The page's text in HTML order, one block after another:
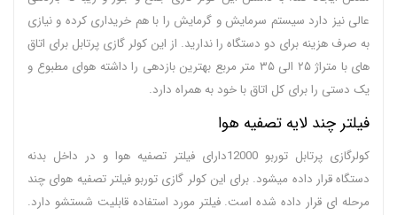
عالی نیز دارد سیستم سرمایش و گرمایش را با هم خریداری کرده و نیازی
به صرف هزینه برای دو دستگاه را ندارید. از این کولر گازی پرتابل برای اتاق
های با متراژ ۲۵ الی ۳۵ متر مربع بهترین بازدهی را داشته هوای مطبوع و
یک دستی را برای کل اتاق با خود به همراه دارد.
فیلتر چند لایه تصفیه هوا
کولرگازی پرتابل توربو 12000دارای فیلتر تصفیه هوا و در داخل بدنه
دستگاه قرار داده میشود. برای این کولر گازی توربو فیلتر تصفیه هوای چند
مرحله ای قرار داده شده است. فیلتر مورد استفاده قابلیت شستشو دارد.